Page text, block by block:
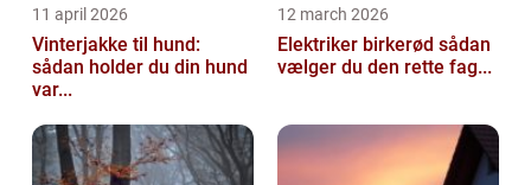
11 april 2026
Vinterjakke til hund:
sådan holder du din hund
var...
12 march 2026
Elektriker birkerød sådan
vælger du den rette fag...